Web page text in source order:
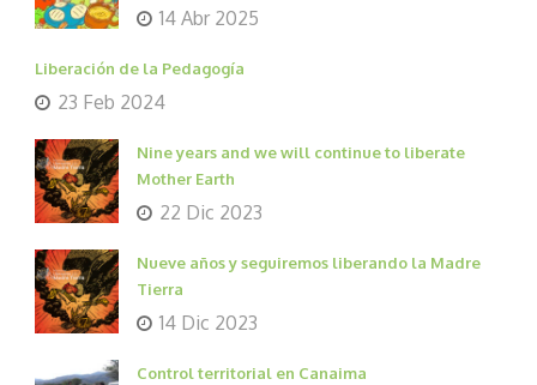
14 Abr 2025
Liberación de la Pedagogía
23 Feb 2024
Nine years and we will continue to liberate
Mother Earth
22 Dic 2023
Nueve años y seguiremos liberando la Madre
Tierra
14 Dic 2023
Control territorial en Canaima